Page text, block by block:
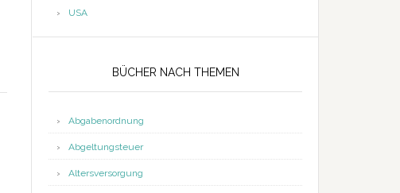
USA
BÜCHER NACH THEMEN
Abgabenordnung
Abgeltungsteuer
Altersversorgung